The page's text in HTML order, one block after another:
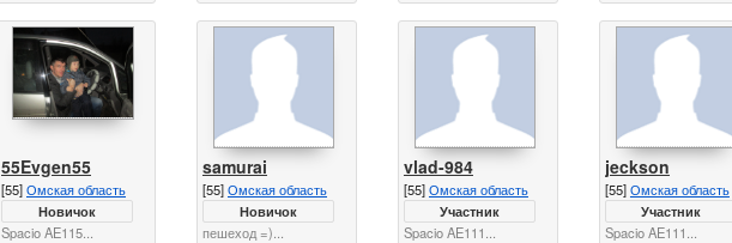
55Evgen55
[55]Омская область
Новичок
Spacio AE115...
samurai
[55]Омская область
Новичок
пешеход =)...
vlad-984
[55]Омская область
Участник
Spacio AE111...
jeckson
[55]Омская область
Участник
Spacio AE111...